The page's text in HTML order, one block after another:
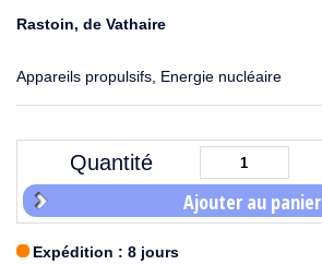
Rastoin, de Vathaire
Appareils propulsifs, Energie nucléaire
Quantité
Ajouter au panier
Expédition : 8 jours